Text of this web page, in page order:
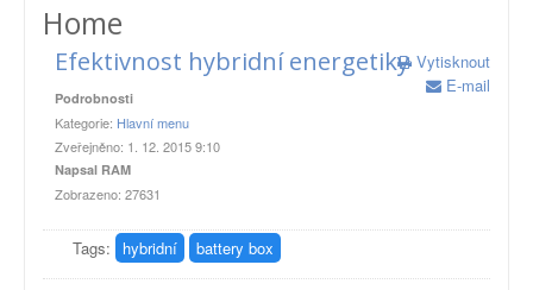
Home
Efektivnost hybridní energetiky Vytisknout
E-mail
Podrobnosti
Kategorie: Hlavní menu
Zveřejněno: 1. 12. 2015 9:10
Napsal RAM
Zobrazeno: 27631
Tags: hybridní battery box